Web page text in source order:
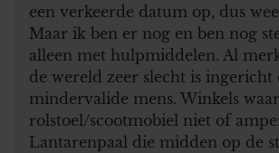
een verkeerde datum op, dus
Maar ik ben er nog en ben nog
alleen met hulpmiddelen. Al
de wereld zeer slecht is ingericht
mindervalide mens. Winkels
rolstoel/scootmobiel niet of
Lantarenpaal die midden op de